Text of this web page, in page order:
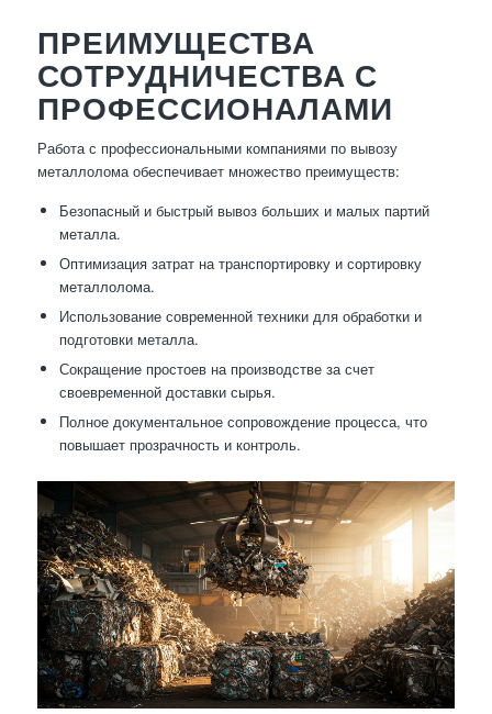
ПРЕИМУЩЕСТВА
СОТРУДНИЧЕСТВА С
ПРОФЕССИОНАЛАМИ
Работа с профессиональными компаниями по вывозу
металлолома обеспечивает множество преимуществ:
Безопасный и быстрый вывоз больших и малых партий
металла.
Оптимизация затрат на транспортировку и сортировку
металлолома.
Использование современной техники для обработки и
подготовки металла.
Сокращение простоев на производстве за счет
своевременной доставки сырья.
Полное документальное сопровождение процесса, что
повышает прозрачность и контроль.